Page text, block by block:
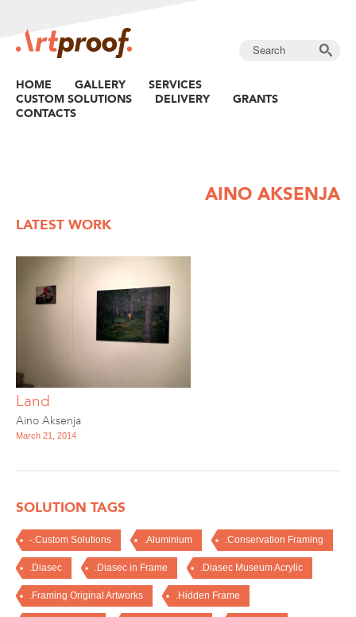
HOME GALLERY
SERVICES
CUSTOM SOLUTIONS
DELIVERY
GRANTS
CONTACTS
AINO AKSENJA
LATEST WORK
Land
Aino Aksenja
March 21, 2014
SOLUTION TAGS
-.Custom Solutions .Aluminium .Conservation Framing
.Diasec .Diasec in Frame .Diasec Museum Acrylic
.Framing Original Artworks .Hidden Frame